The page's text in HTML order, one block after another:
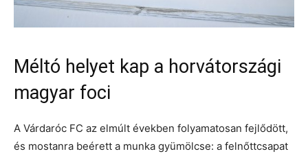
Méltó helyet kap a horvátországi
magyar foci
A Várdaróc FC az elmúlt években folyamatosan fejlődött,
és mostanra beérett a munka gyümölcse: a felnőttcsapat